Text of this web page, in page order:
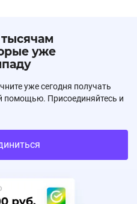
уже
уже сегодня получать
помощью. Присоединяйтесь и